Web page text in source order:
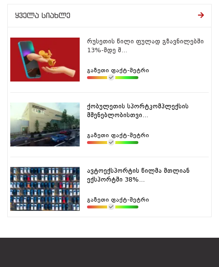
ყველა სიახლე
რუსეთის წილი ფულად გზავნილებში
13%-მდე შ...
გაზეთი ფაქტ-მეტრი
ქობულეთის სპორტკომპლექსის
მშენებლობისთვი...
გაზეთი ფაქტ-მეტრი
ავტოექსპორტის წილმა მთლიან
ექსპორტში 38%...
გაზეთი ფაქტ-მეტრი